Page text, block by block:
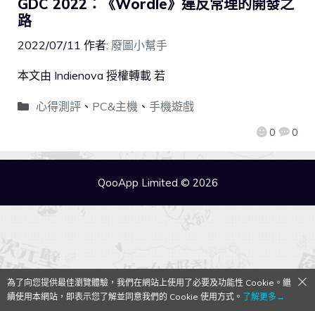
GDC 2022：《Wordle》違反常理的開發之
路
2022/07/11 作者: 廢圖小幫手
0 0
本文由 Indienova 授權轉載 若
心得測評、 PC&主機、 手機遊戲
QooApp Limited © 2026
為了向您提供最佳瀏覽體驗，我們在網站上使用了必要及功能性 Cookie。繼
續使用本網站，即表示您了解並同意我們的 Cookie 使用方式。 了解更多→